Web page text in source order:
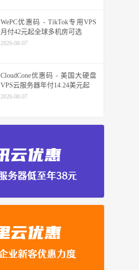
WePC优惠码 - TikTok专用VPS
月付42元起全球多机房可选
2026-08-07
CloudCone优惠码 - 美国大硬盘
VPS云服务器年付14.24美元起
2026-08-07